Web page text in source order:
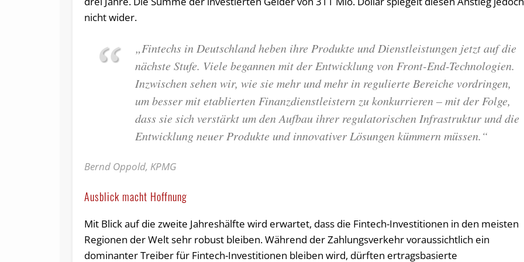
nicht wider.
„Fintechs in Deutschland heben ihre Produkte und Dienstleistungen jetzt auf die
nächste Stufe. Viele begannen mit der Entwicklung von Front-End-Technologien.
Inzwischen sehen wir, wie sie mehr und mehr in regulierte Bereiche vordringen,
um besser mit etablierten Finanzdienstleistern zu konkurrieren – mit der Folge,
dass sie sich verstärkt um den Aufbau ihrer regulatorischen Infrastruktur und die
Entwicklung neuer Produkte und innovativer Lösungen kümmern müssen.“
Bernd Oppold, KPMG
Ausblick macht Hoffnung
Mit Blick auf die zweite Jahreshälfte wird erwartet, dass die Fintech-Investitionen in den meisten
Regionen der Welt sehr robust bleiben. Während der Zahlungsverkehr voraussichtlich ein
dominanter Treiber für Fintech-Investitionen bleiben wird, dürften ertragsbasierte